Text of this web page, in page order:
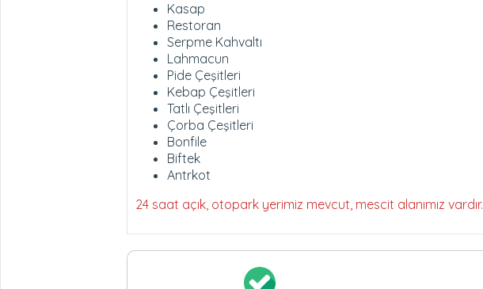
Kasap
Restoran
Serpme Kahvaltı
Lahmacun
Pide Çeşitleri
Kebap Çeşitleri
Tatlı Çeşitleri
Çorba Çeşitleri
Bonfile
Biftek
Antrkot
24 saat açık, otopark yerimiz mevcut, mescit alanımız vardır.